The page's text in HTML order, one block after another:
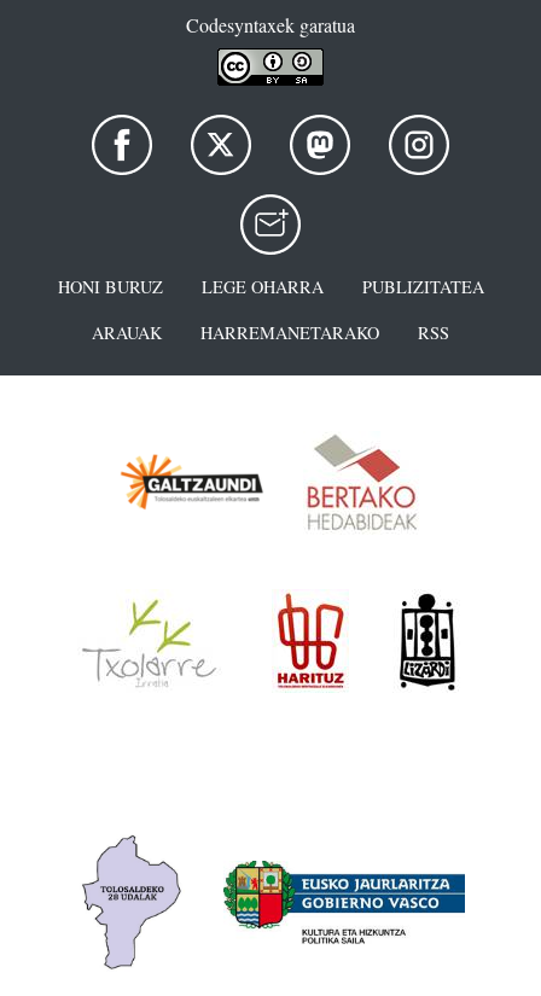
Codesyntaxek garatua
HONI BURUZ LEGE OHARRA
PUBLIZITATEA
ARAUAK
HARREMANETARAKO RSS